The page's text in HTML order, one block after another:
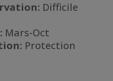
Difficile
Mars-Oct
Protection